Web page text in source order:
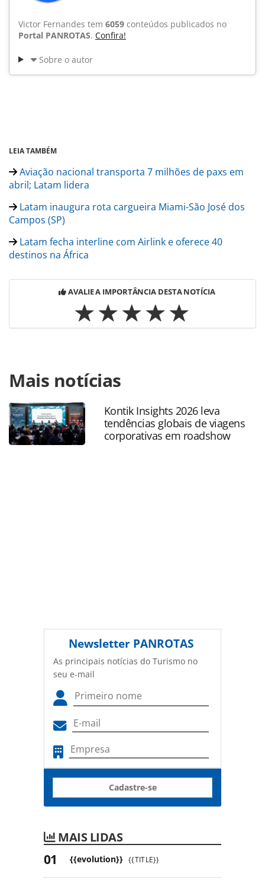
Victor Fernandes tem 6059 conteúdos publicados no
Portal PANROTAS. Confira!
Sobre o autor
LEIA TAMBÉM
Aviação nacional transporta 7 milhões de paxs em
abril; Latam lidera
Latam inaugura rota cargueira Miami-São José dos
Campos (SP)
Latam fecha interline com Airlink e oferece 40
destinos na África
AVALIE A IMPORTÂNCIA DESTA NOTÍCIA
https://www.panrotas.com.br/aviacao/novas-
rotas/2023/05/latam-comecara-operacoes-entre-lima-e-
aruba-em-dezembro_197003.html ou as ferramentas
oferecidas na página. Todo o conteúdo produzido pela
PANROTAS Editora é protegido pela legislação brasileira
sobre direito autoral. Não reproduza o conteúdo sem
Mais notícias
Kontik Insights 2026 leva
tendências globais de viagens
corporativas em roadshow
Newsletter PANROTAS
As principais notícias do Turismo no
seu e-mail
Cadastre-se
MAIS LIDAS
{{evolution}} {{TITLE}}